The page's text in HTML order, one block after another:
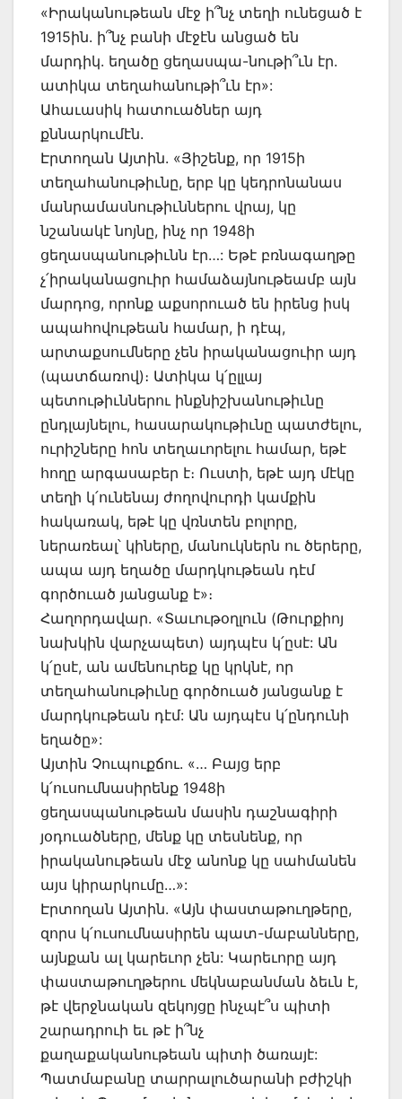
«Իրականութեան մէջ ի՞նչ տեղի ունեցած է
1915ին. ի՞նչ բանի մէջէն անցած են
մարդիկ. եղածը ցեղասպա-նութի՞ւն էր.
ատիկա տեղահանութի՞ւն էր»:
Ահաւասիկ հատուածներ այդ
քննարկումէն.
Էրտողան Այտին. «Յիշենք, որ 1915ի
տեղահանութիւնը, երբ կը կեդրոնանաս
մանրամասնութիւններու վրայ, կը
նշանակէ նոյնը, ինչ որ 1948ի
ցեղասպանութիւնն էր…: Եթէ բռնագաղթը
չ՛իրականացուիր համաձայնութեամբ այն
մարդոց, որոնք աքսորուած են իրենց իսկ
ապահովութեան համար, ի դէպ,
արտաքսումները չեն իրականացուիր այդ
(պատճառով)։ Ատիկա կ՛ըլլայ
պետութիւններու ինքնիշխանութիւնը
ընդլայնելու, հասարակութիւնը պատժելու,
ուրիշները հոն տեղաւորելու համար, եթէ
հողը արգասաբեր է։ Ուստի, եթէ այդ մէկը
տեղի կ՛ունենայ ժողովուրդի կամքին
հակառակ, եթէ կը վռնտեն բոլորը,
ներառեալ՝ կիները, մանուկներն ու ծերերը,
ապա այդ եղածը մարդկութեան դէմ
գործուած յանցանք է»։
Հաղորդավար. «Տաւութօղլուն (Թուրքիոյ
նախկին վարչապետ) այդպէս կ՛ըսէ: Ան
կ՛ըսէ, ան ամենուրեք կը կրկնէ, որ
տեղահանութիւնը գործուած յանցանք է
մարդկութեան դէմ: Ան այդպէս կ՛ընդունի
եղածը»:
Այտին Չուպուքճու. «… Բայց երբ
կ՛ուսումնասիրենք 1948ի
ցեղասպանութեան մասին դաշնագիրի
յօդուածները, մենք կը տեսնենք, որ
իրականութեան մէջ անոնք կը սահմանեն
այս կիրարկումը…»:
Էրտողան Այտին. «Այն փաստաթուղթերը,
զորս կ՛ուսումնասիրեն պատ-մաբանները,
այնքան ալ կարեւոր չեն: Կարեւորը այդ
փաստաթուղթերու մեկնաբանման ձեւն է,
թէ վերջնական զեկոյցը ինչպէ՞ս պիտի
շարադրուի եւ թէ ի՞նչ
քաղաքականութեան պիտի ծառայէ:
Պատմաբանը տարրալուծարանի բժիշկի